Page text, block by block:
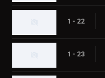
1 - 22
1 - 23